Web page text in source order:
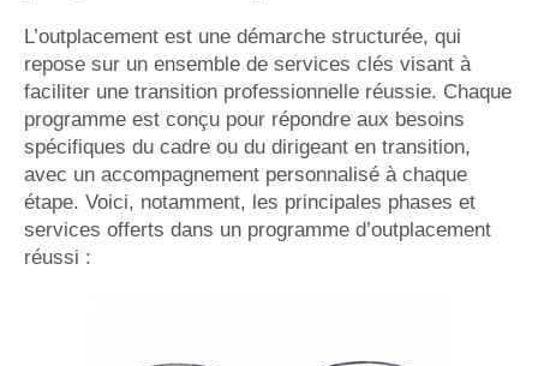
L’outplacement est une démarche structurée, qui
repose sur un ensemble de services clés visant à
faciliter une transition professionnelle réussie. Chaque
programme est conçu pour répondre aux besoins
spécifiques du cadre ou du dirigeant en transition,
avec un accompagnement personnalisé à chaque
étape. Voici, notamment, les principales phases et
services offerts dans un programme d’outplacement
réussi :